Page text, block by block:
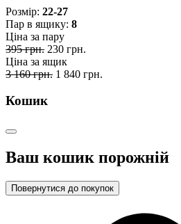
Розмiр: 22-27
Пар в ящику: 8
Ціна за пару
395 грн. 230 грн.
Ціна за ящик
3 160 грн. 1 840 грн.
Кошик
Ваш кошик порожній
Повернутися до покупок